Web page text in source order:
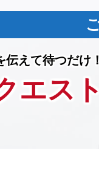
伝えて待つだけ！
エスト